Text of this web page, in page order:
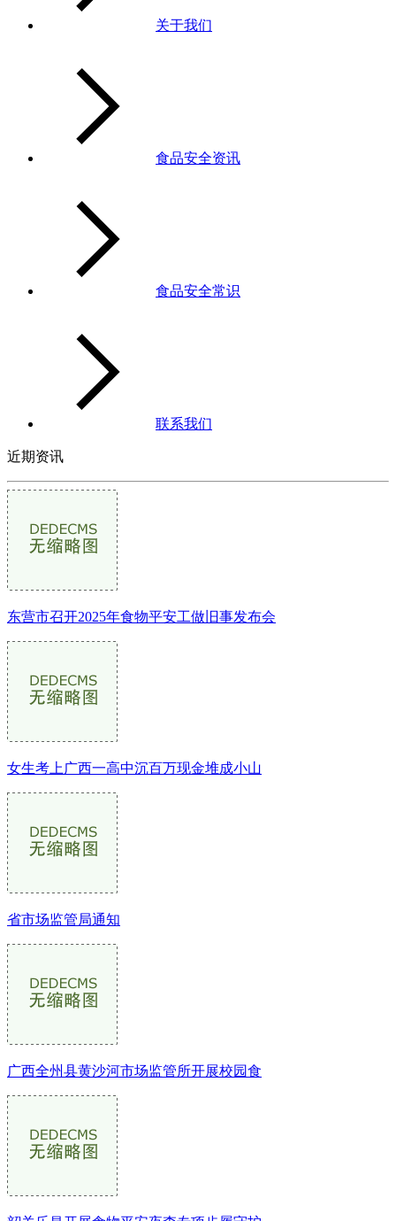
关于我们
食品安全资讯
食品安全常识
联系我们
近期资讯
东营市召开2025年食物平安工做旧事发布会
女生考上广西一高中沉百万现金堆成小山
省市场监管局通知
广西全州县黄沙河市场监管所开展校园食